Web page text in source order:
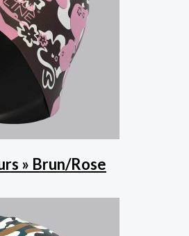
» Brun/Rose